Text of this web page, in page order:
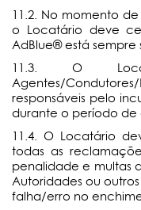
11.2. No momento
o Locatário deve
AdBlue® está
11.3. O
Agentes/
responsáveis pelo
durante o período de
11.4. O Locatário
todas as
penalidade e multas
Autoridades ou
falha/erro no